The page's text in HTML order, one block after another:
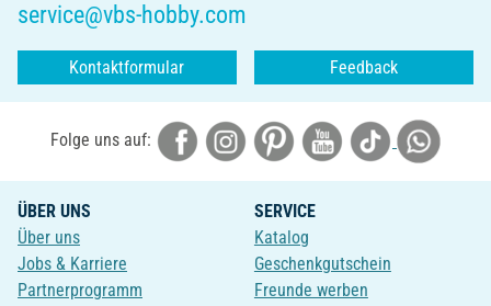
service@vbs-hobby.com
Kontaktformular Feedback
Folge uns auf:
ÜBER UNS
Über uns
Jobs & Karriere
Partnerprogramm
SERVICE
Katalog
Geschenkgutschein
Freunde werben